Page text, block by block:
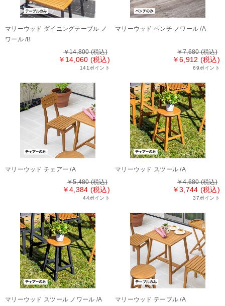
マリーウッド ダイニングテーブル ノ
ワール /B
￥14,800(税込)
￥14,060 (税込)
141ポイント
マリーウッド ベンチ ノワール /A
￥7,680(税込)
￥6,912 (税込)
69ポイント
マリーウッド チェアー /A
￥5,480(税込)
￥4,384 (税込)
44ポイント
マリーウッド スツール /A
￥4,680(税込)
￥3,744 (税込)
37ポイント
マリーウッド スツール ノワール /A
マリーウッド テーブル /A